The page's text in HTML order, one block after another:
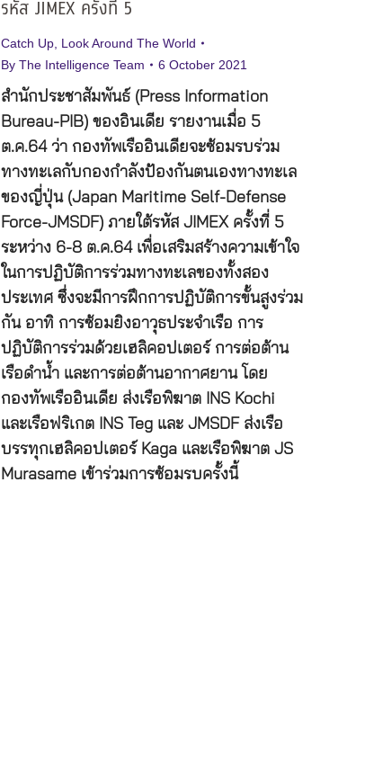
รหัส JIMEX ครั้งที่ 5
Catch Up Look Around The World
By The Intelligence Team 6 October 2021
สำนักประชาสัมพันธ์ (Press Information
Bureau-PIB) ของอินเดีย รายงานเมื่อ 5
ต.ค.64 ว่า กองทัพเรืออินเดียจะซ้อมรบร่วม
ทางทะเลกับกองกำลังป้องกันตนเองทางทะเล
ของญี่ปุ่น (Japan Maritime Self-Defense
Force-JMSDF) ภายใต้รหัส JIMEX ครั้งที่ 5
ระหว่าง 6-8 ต.ค.64 เพื่อเสริมสร้างความเข้าใจ
ในการปฏิบัติการร่วมทางทะเลของทั้งสอง
ประเทศ ซึ่งจะมีการฝึกการปฏิบัติการขั้นสูงร่วม
กัน อาทิ การซ้อมยิงอาวุธประจำเรือ การ
ปฏิบัติการร่วมด้วยเฮลิคอปเตอร์ การต่อต้าน
เรือดำน้ำ และการต่อต้านอากาศยาน โดย
กองทัพเรืออินเดีย ส่งเรือพิฆาต INS Kochi
และเรือฟริเกต INS Teg และ JMSDF ส่งเรือ
บรรทุกเฮลิคอปเตอร์ Kaga และเรือพิฆาต JS
Murasame เข้าร่วมการซ้อมรบครั้งนี้